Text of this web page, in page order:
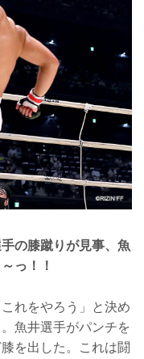
の膝蹴りが見事、魚
っ！！
れをやろう」と決め
魚井選手がパンチを
を出した。これは闘